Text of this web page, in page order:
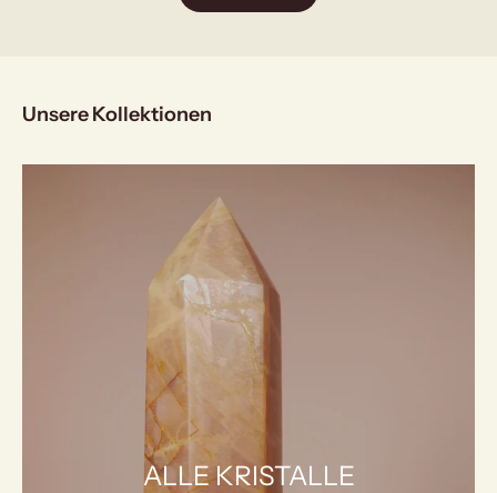
Unsere Kollektionen
ALLE KRISTALLE